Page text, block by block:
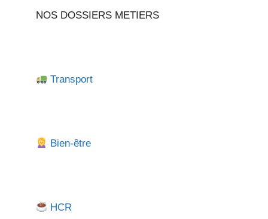
NOS DOSSIERS METIERS
Transport
Bien-être
HCR